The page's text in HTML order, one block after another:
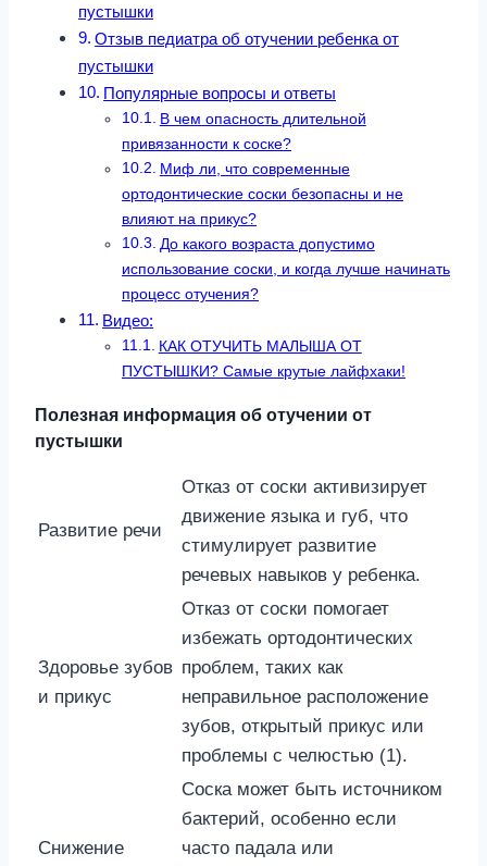
пустышки
Отзыв педиатра об отучении ребенка от
пустышки
Популярные вопросы и ответы
В чем опасность длительной
привязанности к соске?
Миф ли, что современные
ортодонтические соски безопасны и не
влияют на прикус?
До какого возраста допустимо
использование соски, и когда лучше начинать
процесс отучения?
Видео:
КАК ОТУЧИТЬ МАЛЫША ОТ
ПУСТЫШКИ? Самые крутые лайфхаки!
Полезная информация об отучении от
пустышки
Развитие речи
Отказ от соски активизирует
движение языка и губ, что
стимулирует развитие
речевых навыков у ребенка.
Здоровье зубов
и прикус
Отказ от соски помогает
избежать ортодонтических
проблем, таких как
неправильное расположение
зубов, открытый прикус или
проблемы с челюстью (1).
Снижение
Соска может быть источником
бактерий, особенно если
часто падала или